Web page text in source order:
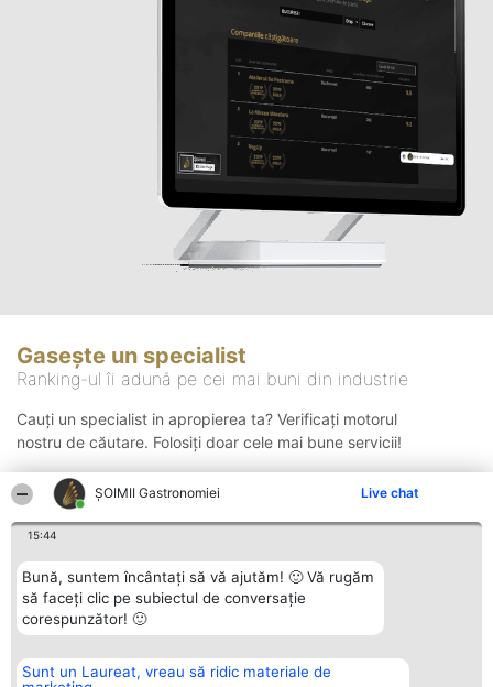
ȘOIMII Gastronomiei Live chat
15:44
Bună, suntem încântați să vă ajutăm! 🙂 Vă rugăm
să faceți clic pe subiectul de conversație
corespunzător! 🙂
Sunt un Laureat, vreau să ridic materiale de
Gasește un specialist
Ranking-ul îi adună pe cei mai buni din industrie
Cauți un specialist in apropierea ta? Verificați motorul
nostru de căutare. Folosiți doar cele mai bune servicii!
Organizator Ranking Plebiscyt Contact